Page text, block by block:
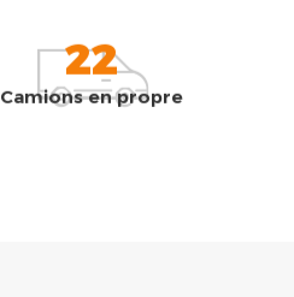
22
Camions en propre